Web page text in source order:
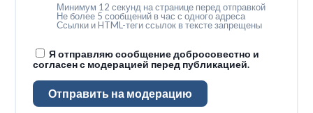
Минимум 12 секунд на странице перед отправкой
Не более 5 сообщений в час с одного адреса
Ссылки и HTML-теги ссылок в тексте запрещены
Я отправляю сообщение добросовестно и
согласен с модерацией перед публикацией.
Отправить на модерацию